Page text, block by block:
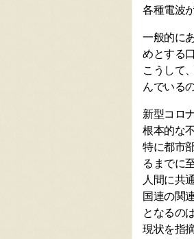
各種電波
一般的に
めとする
こうして
んでいる
新型コロ
根本的な
特に都市
るまでに
人間に共
国連の関
となるの
現状を指摘